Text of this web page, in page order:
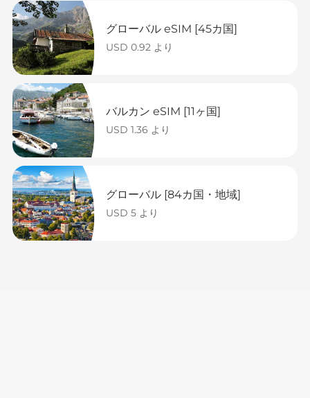
グローバル eSIM [45カ国]
USD 0.92 より
バルカン eSIM [11ヶ国]
USD 1.36 より
グローバル [84カ国・地域]
USD 5 より